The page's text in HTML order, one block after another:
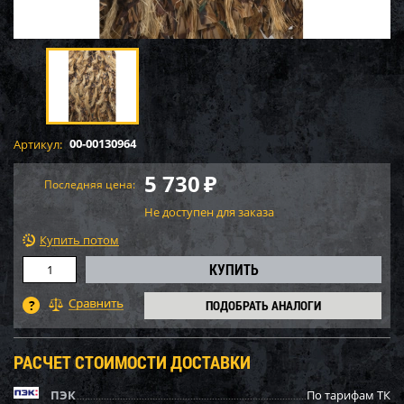
Артикул: 00-00130964
Последняя цена: 5 730₽
Не доступен для заказа
Купить потом
ПОДОБРАТЬ АНАЛОГИ
РАСЧЕТ СТОИМОСТИ ДОСТАВКИ
ПЭК
По тарифам ТК